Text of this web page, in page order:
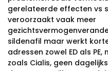
gerelateerde effecten vs
veroorzaakt vaak meer
sildenafil maar werkt
adressen zowel ED als
zoals Cialis, geen